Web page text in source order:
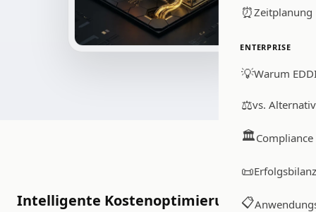
⏰Zeitplanung
ENTERPRISE
💡Warum
⚖️vs.
🏛️Compliance
📜Erfolgsbilanz
📋
Intelligente Kostenoptimierung